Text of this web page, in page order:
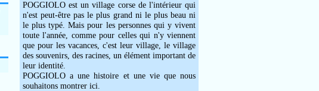
POGGIOLO est un village corse de l'intérieur qui
n'est peut-être pas le plus grand ni le plus beau ni
le plus typé. Mais pour les personnes qui y vivent
toute l'année, comme pour celles qui n'y viennent
que pour les vacances, c'est leur village, le village
des souvenirs, des racines, un élément important de
leur identité.
POGGIOLO a une histoire et une vie que nous
souhaitons montrer ici.